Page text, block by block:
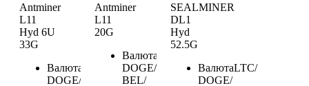
Antminer
L11
Hyd 6U
33G
Валюта
DOGE/
Antminer
L11
20G
Валюта
DOGE/
BEL/
SEALMINER
DL1
Hyd
52.5G
ВалютаLTC/
DOGE/